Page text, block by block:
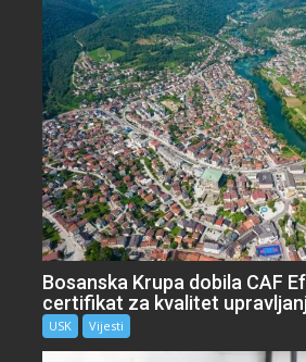
Bosanska Krupa dobila CAF
certifikat za kvalitet
USK Vijesti